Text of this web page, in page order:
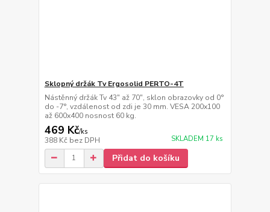
Sklopný držák Tv Ergosolid PERTO-4T
Nástěnný držák Tv 43" až 70", sklon obrazovky od 0°
do -7°, vzdálenost od zdi je 30 mm. VESA 200x100
až 600x400 nosnost 60 kg.
469 Kč/ks
388 Kč bez DPH SKLADEM 17 ks
Přidat do košíku